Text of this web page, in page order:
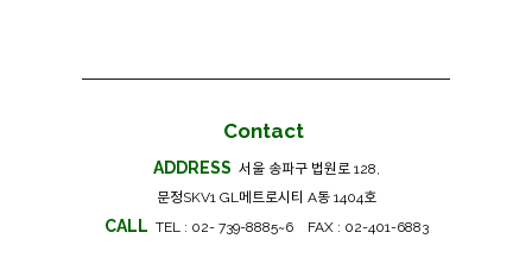
Contact
ADDRESS 서울 송파구 법원로 128,
문정SKV1 GL메트로시티 A동 1404호
CALL TEL : 02- 739-8885~6 FAX : 02-401-6883